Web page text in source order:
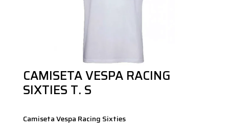
CAMISETA VESPA RACING
SIXTIES T. S
Camiseta Vespa Racing Sixties